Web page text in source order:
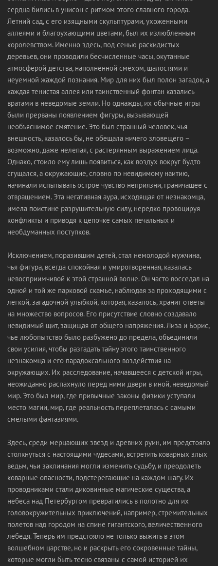
сердца бились в унисон с ритмом этого славного города.
Летний сад, с его изящными скульптурами, ухоженными
аллеями и благоухающими цветами, был их излюбленным
королевством. Именно здесь, под сенью раскидистых
деревьев, они проводили бесчисленные часы, окутанные
атмосферой детства, наполненной смехом, шалостями и
неуемной жаждой познания. Мир для них был полон загадок, а
каждая тенистая аллея или таинственный фонтан казались
вратами в неведомые земли. Но однажды, их обычные игры
были прерваны появлением фигуры, вызывающей
необъяснимое смятение. Это был странный человек, чья
внешность, казалось бы, не обещала ничего зловещего –
возможно, даже нелепая, с растерянным выражением лица.
Однако, стоило ему лишь появиться, как воздух вокруг будто
сгущался, а окружающие, словно по невидимому наитию,
начинали испытывать острое чувство неприязни, граничащее с
отвращением. Эта негативная аура, исходящая от незнакомца,
имела поистине разрушительную силу, нередко провоцируя
конфликты и приводя к цепочке самых печальных и
необдуманных поступков.
Исключением, поразившим детей, стал немолодой мужчина,
чья фигура, всегда спокойная и умиротворенная, казалась
невосприимчивой к этой странной волне. Он часто восседал на
одной и той же парковой скамье, наблюдая за проходящими с
легкой, загадочной улыбкой, которая, казалось, хранит ответы
на множество вопросов. Его присутствие словно создавало
невидимый щит, защищая от общего напряжения. Лиза и Борис,
чье любопытство было разбужено до предела, объединили
свои усилия, чтобы разгадать тайну этого таинственного
незнакомца и его парадоксального воздействия на
окружающих. Их расследование, начавшееся с детской игры,
неожиданно распахнуло перед ними двери в иной, неведомый
мир. Это был мир, где привычные законы физики уступали
место магии, мир, где реальность переплеталась с самыми
смелыми фантазиями.
Здесь, среди мерцающих звезд и древних руин, им предстояло
столкнуться с настоящими чудесами, встретить коварных злых
ведьм, чьи заклинания могли изменить судьбу, и преодолеть
коварные опасности, подстерегающие на каждом шагу. Их
проводниками стали диковинные магические существа, а
небеса над Петербургом превратились в полотно для их
головокружительных приключений, например, стремительных
полетов над городом на спине гигантского, величественного
лебедя. Теперь им предстояло не только выжить в этом
волшебном царстве, но и раскрыть его сокровенные тайны,
которые могли быть тесно связаны с самой историей их